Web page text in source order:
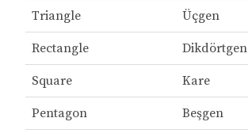
Triangle Üçgen
Rectangle Dikdörtgen
Square Kare
Pentagon Beşgen